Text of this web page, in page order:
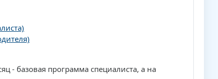
- базовая программа специалиста, а на